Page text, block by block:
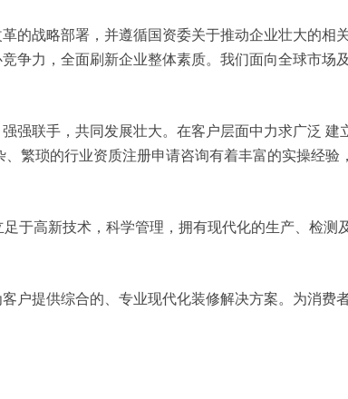
的战略部署，并遵循国资委关于推动企业壮大的相
争力，全面刷新企业整体素质。我们面向全球市场
强联手，共同发展壮大。在客户层面中力求广泛 建
繁琐的行业资质注册申请咨询有着丰富的实操经
于高新技术，科学管理，拥有现代化的生产、检测
户提供综合的、专业现代化装修解决方案。为消费